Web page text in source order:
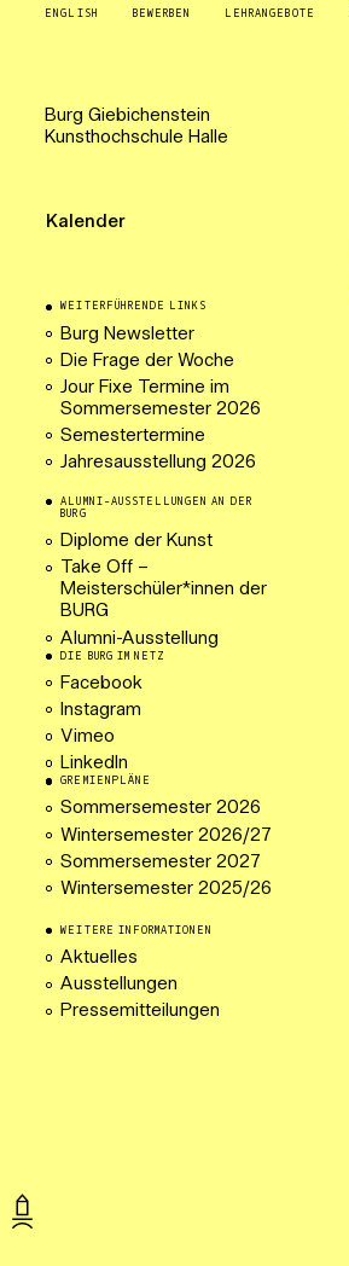
ENGLISH BEWERBEN LEHRANGEBOTE
Burg Giebichenstein
Kunsthochschule Halle
Kalender
WEITERFÜHRENDE LINKS
Burg Newsletter
Die Frage der Woche
Jour Fixe Termine im
Sommersemester 2026
Semestertermine
Jahresausstellung 2026
ALUMNI-AUSSTELLUNGEN AN DER
BURG
Diplome der Kunst
Take Off –
Meisterschüler*innen der
BURG
Alumni-Ausstellung
DIE BURG IM NETZ
Facebook
Instagram
Vimeo
LinkedIn
GREMIENPLÄNE
Sommersemester 2026
Wintersemester 2026/27
Sommersemester 2027
Wintersemester 2025/26
WEITERE INFORMATIONEN
Aktuelles
Ausstellungen
Pressemitteilungen